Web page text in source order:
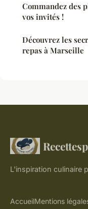
Commandez des
vos invités !
Découvrez les
repas à Marseille
L'inspiration culinaire
AccueilMentions